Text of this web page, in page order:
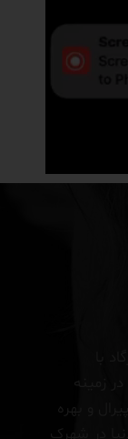
با
زمینه
و بهره
در شهرک